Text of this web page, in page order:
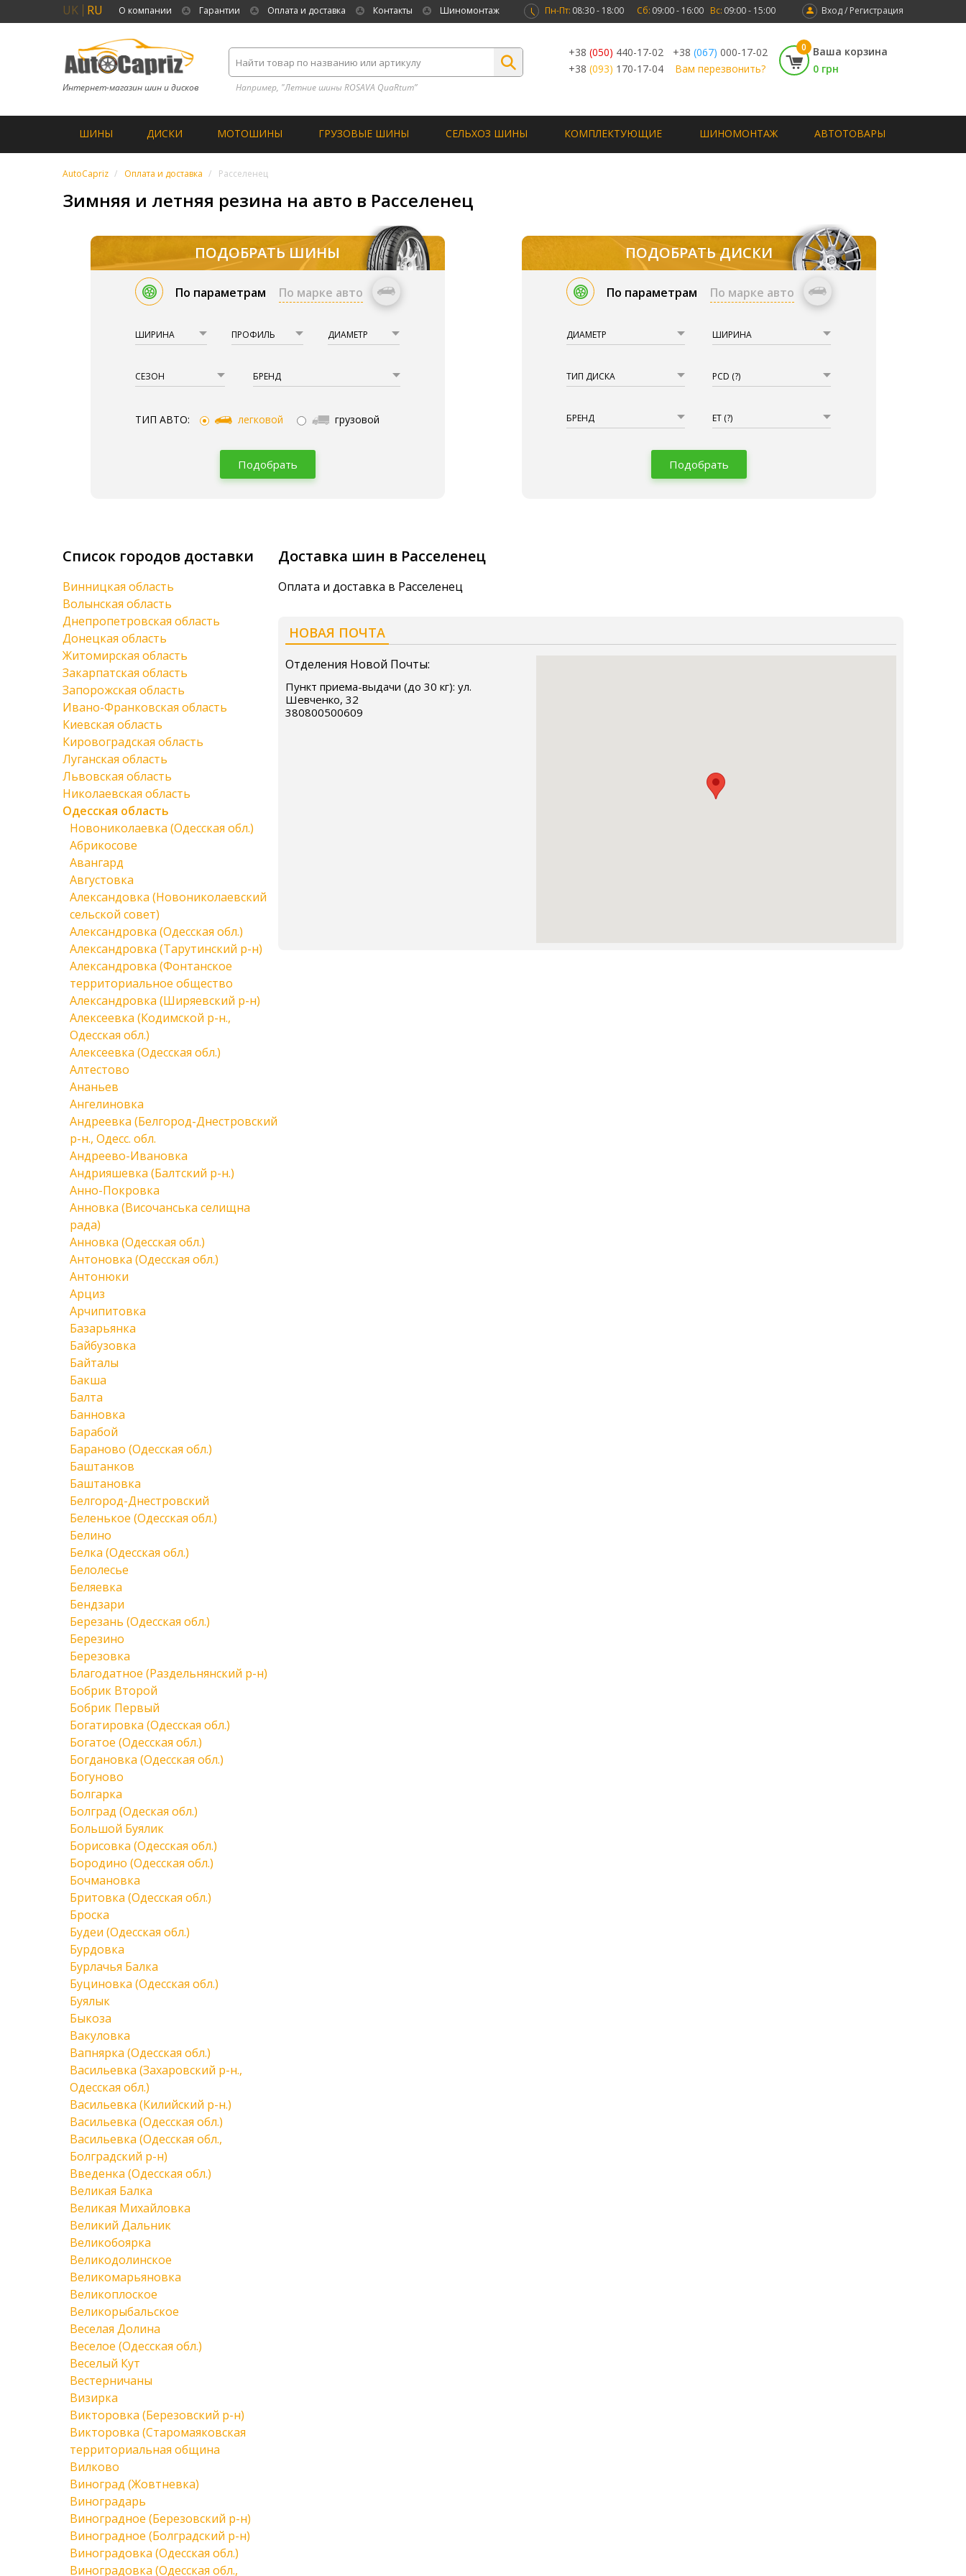
UK RU О компании Гарантии Оплата и доставка Контакты Шиномонтаж Вход / Регистрация
Пн-Пт: 08:30 - 18:00 Сб: 09:00 - 16:00 Вс: 09:00 - 15:00
Интернет-магазин шин и дисков Например, "Летние шины ROSAVA QuaRtum”
+38 (050) 440-17-02 +38 (067) 000-17-02
+38 (093) 170-17-04 Вам перезвонить?
0
Ваша корзина
0 грн
ШИНЫ ДИСКИ МОТОШИНЫ ГРУЗОВЫЕ ШИНЫ СЕЛЬХОЗ ШИНЫ КОМПЛЕКТУЮЩИЕ ШИНОМОНТАЖ АВТОТОВАРЫ
AutoCapriz Оплата и доставка Расселенец
Зимняя и летняя резина на авто в Расселенец
ПОДОБРАТЬ ШИНЫ
По параметрам По марке авто
ШИРИНА ПРОФИЛЬ ДИАМЕТР
СЕЗОН БРЕНД
ТИП АВТО: легковой грузовой
Подобрать
ПОДОБРАТЬ ДИСКИ
По параметрам По марке авто
ДИАМЕТР ШИРИНА
ТИП ДИСКА PCD (?)
БРЕНД ET (?)
Подобрать
Доставка шин в Расселенец
Оплата и доставка в Расселенец
НОВАЯ ПОЧТА
Отделения Новой Почты:
Пункт приема-выдачи (до 30 кг): ул.
Шевченко, 32
380800500609
Список городов доставки
Винницкая область
Волынская область
Днепропетровская область
Донецкая область
Житомирская область
Закарпатская область
Запорожская область
Ивано-Франковская область
Киевская область
Кировоградская область
Луганская область
Львовская область
Николаевская область
Одесская область
Новониколаевка (Одесская обл.)
Абрикосове
Авангард
Августовка
Александовка (Новониколаевский
сельской совет)
Александровка (Одесская обл.)
Александровка (Тарутинский р-н)
Александровка (Фонтанское
территориальное общество
Александровка (Ширяевский р-н)
Алексеевка (Кодимской р-н.,
Одесская обл.)
Алексеевка (Одесская обл.)
Алтестово
Ананьев
Ангелиновка
Андреевка (Белгород-Днестровский
р-н., Одесс. обл.
Андреево-Ивановка
Андрияшевка (Балтский р-н.)
Анно-Покровка
Анновка (Височанська селищна
рада)
Анновка (Одесская обл.)
Антоновка (Одесская обл.)
Антонюки
Арциз
Арчипитовка
Базарьянка
Байбузовка
Байталы
Бакша
Балта
Банновка
Барабой
Бараново (Одесская обл.)
Баштанков
Баштановка
Белгород-Днестровский
Беленькое (Одесская обл.)
Белино
Белка (Одесская обл.)
Белолесье
Беляевка
Бендзари
Березань (Одесская обл.)
Березино
Березовка
Благодатное (Раздельнянский р-н)
Бобрик Второй
Бобрик Первый
Богатировка (Одесская обл.)
Богатое (Одесская обл.)
Богдановка (Одесская обл.)
Богуново
Болгарка
Болград (Одеская обл.)
Большой Буялик
Борисовка (Одесская обл.)
Бородино (Одесская обл.)
Бочмановка
Бритовка (Одесская обл.)
Броска
Будеи (Одесская обл.)
Бурдовка
Бурлачья Балка
Буциновка (Одесская обл.)
Буялык
Быкоза
Вакуловка
Вапнярка (Одесская обл.)
Васильевка (Захаровский р-н.,
Одесская обл.)
Васильевка (Килийский р-н.)
Васильевка (Одесская обл.)
Васильевка (Одесская обл.,
Болградский р-н)
Введенка (Одесская обл.)
Великая Балка
Великая Михайловка
Великий Дальник
Великобоярка
Великодолинское
Великомарьяновка
Великоплоское
Великорыбальское
Веселая Долина
Веселое (Одесская обл.)
Веселый Кут
Вестерничаны
Визирка
Викторовка (Березовский р-н)
Викторовка (Старомаяковская
территориальная община
Вилково
Виноград (Жовтневка)
Виноградарь
Виноградное (Березовский р-н)
Виноградное (Болградский р-н)
Виноградовка (Одесская обл.)
Виноградовка (Одесская обл.,